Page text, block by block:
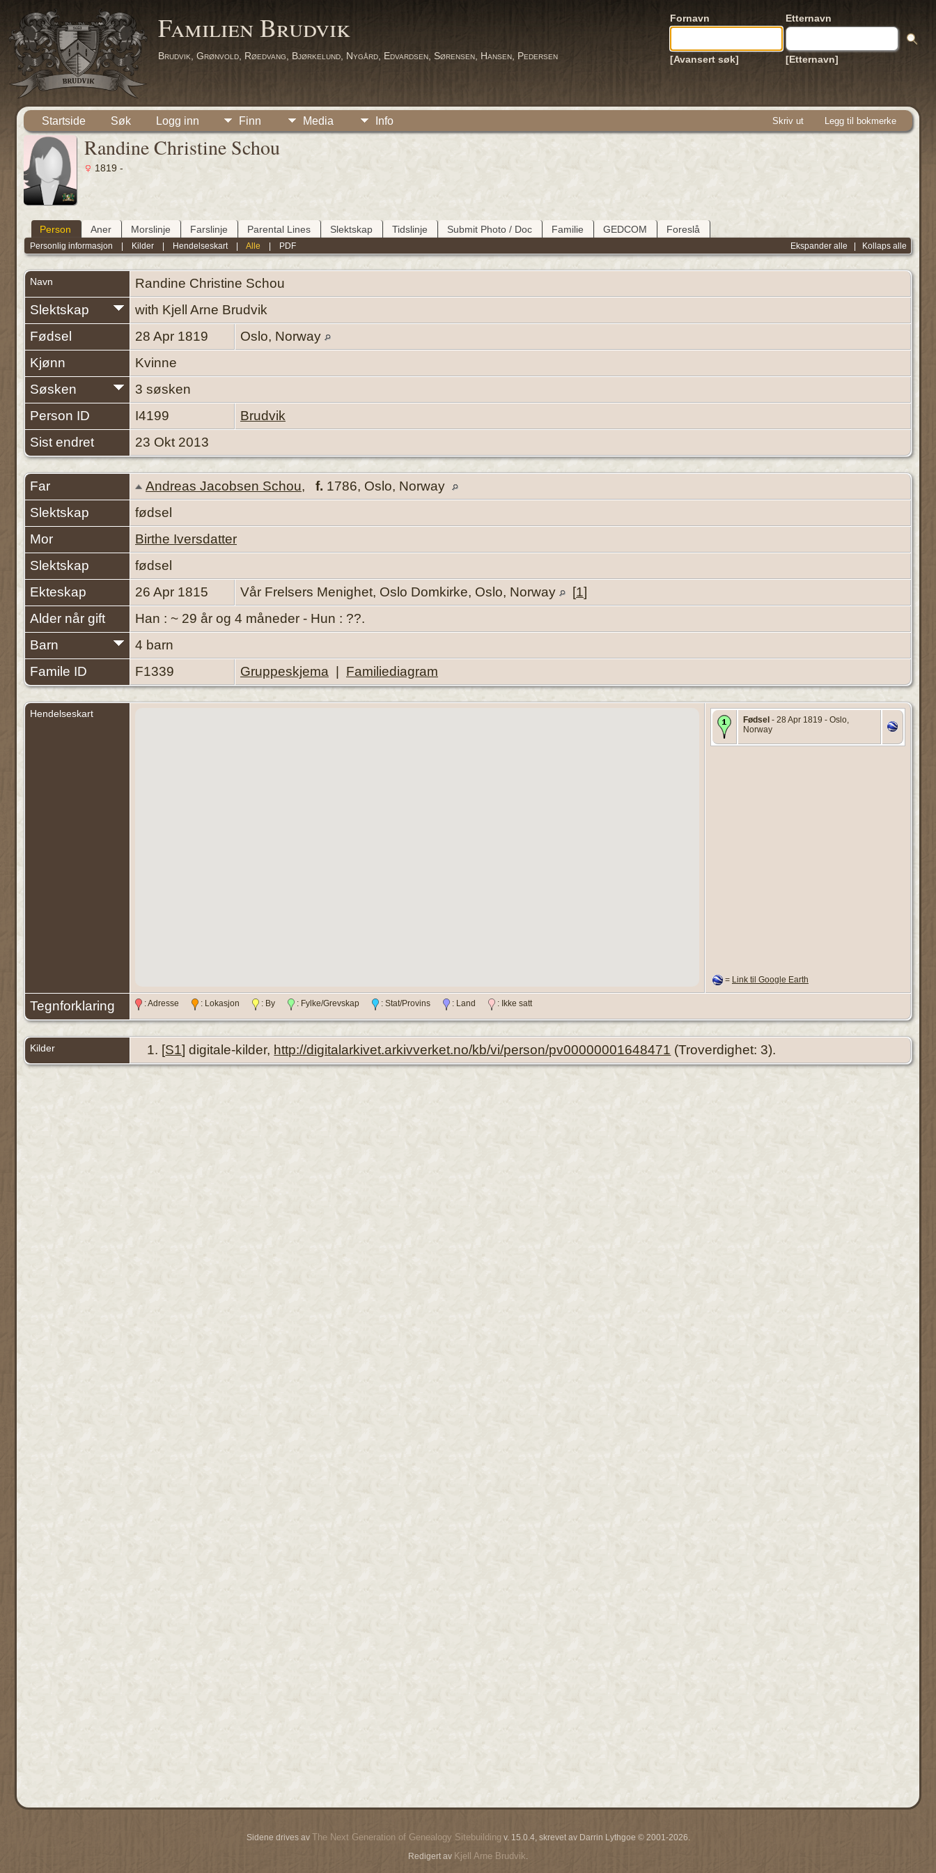
Familien Brudvik
Brudvik, Grønvold, Røedvang, Bjørkelund, Nygård, Edvardsen, Sørensen, Hansen, Pedersen
Fornavn Etternavn
[Avansert søk] [Etternavn]
Startside Søk Logg inn Finn Media Info Skriv ut Legg til bokmerke
Randine Christine Schou
1819 -
Person Aner Morslinje Farslinje Parental Lines Slektskap Tidslinje Submit Photo / Doc Familie GEDCOM Foreslå
Ekspander alle | Kollaps alle
Personlig informasjon | Kilder | Hendelseskart |Alle | PDF
Navn Randine Christine Schou
Slektskap
with Kjell Arne Brudvik
Fødsel
28 Apr 1819
Oslo, Norway
Kjønn
Kvinne
Søsken
3 søsken
Person ID
I4199
Brudvik
Sist endret
23 Okt 2013
Far Andreas Jacobsen Schou, f. 1786, Oslo, Norway
Slektskap
fødsel
Mor
Birthe Iversdatter
Slektskap
fødsel
Ekteskap
26 Apr 1815 Vår Frelsers Menighet, Oslo Domkirke, Oslo, Norway [1]
Alder når gift
Han : ~ 29 år og 4 måneder - Hun : ??.
Barn
4 barn
Famile ID
F1339 Gruppeskjema | Familiediagram
Hendelseskart
Fødsel - 28 Apr 1819 - Oslo,
Norway
= Link til Google Earth
Tegnforklaring : Adresse : Lokasjon : By : Fylke/Grevskap : Stat/Provins : Land : Ikke satt
Kilder [S1] digitale-kilder, http://digitalarkivet.arkivverket.no/kb/vi/person/pv00000001648471 (Troverdighet: 3).
Sidene drives av The Next Generation of Genealogy Sitebuilding v. 15.0.4, skrevet av Darrin Lythgoe © 2001-2026.
Redigert av Kjell Arne Brudvik